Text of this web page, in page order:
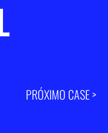
PRÓXIMO CASE >